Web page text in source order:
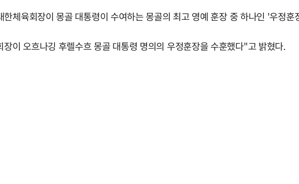
체육회장이 몽골 대통령이 수여하는 몽골의 최고 영예 훈장 중 하나인 '우정훈
이 오흐나깅 후렐수흐 몽골 대통령 명의의 우정훈장을 수훈했다"고 밝혔다.